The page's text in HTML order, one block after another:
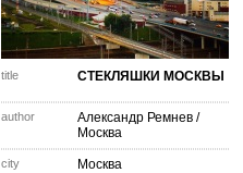
title СТЕКЛЯШКИ МОСКВЫ
author Александр Ремнев /
Москва
city Москва